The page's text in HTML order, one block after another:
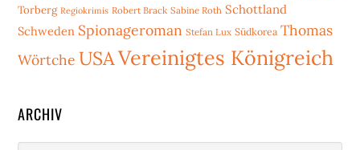
Torberg Regiokrimis Robert Brack Sabine Roth Schottland
Schweden Spionageroman Stefan Lux Südkorea Thomas
Wörtche USAVereinigtes Königreich
ARCHIV